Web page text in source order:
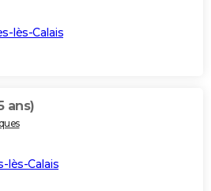
lès-Calais
ans)
lès-Calais